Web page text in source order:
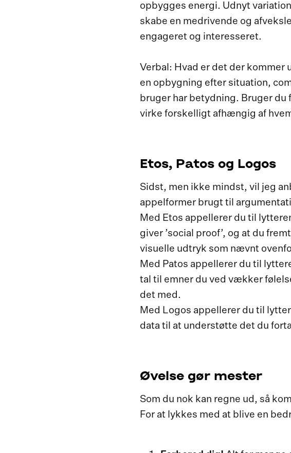
opbygges energi. Udnyt
skabe en medrivende og
engageret og interesseret.
Verbal: Hvad er det der
en opbygning efter situation,
bruger har betydning. Bruger
virke forskelligt afhængig af
Etos, Patos og Logos
Sidst, men ikke mindst, vil jeg
appelformer brugt til
Med Etos appellerer du til
giver ’social proof’, og at du
visuelle udtryk som nævnt
Med Patos appellerer du til
tal til emner du ved vækker
det med.
Med Logos appellerer du til
data til at understøtte det du
Øvelse gør mester
Som du nok kan regne ud, så
For at lykkes med at blive en